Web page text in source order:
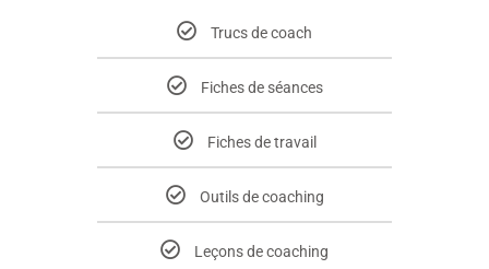
Trucs de coach
Fiches de séances
Fiches de travail
Outils de coaching
Leçons de coaching